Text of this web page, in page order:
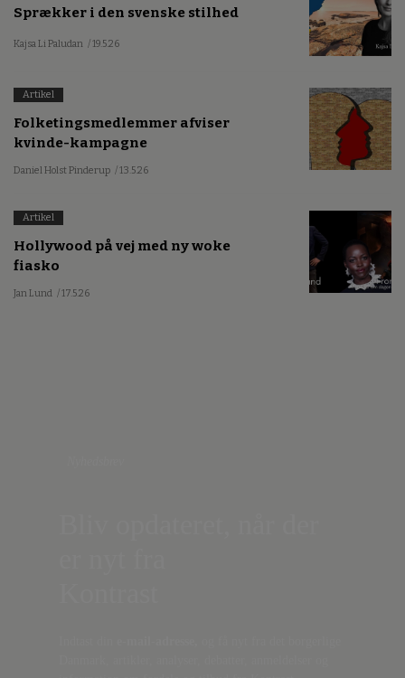
Sprækker i den svenske stilhed
Kajsa Li Paludan / 19.5.26
Artikel
Folketingsmedlemmer afviser
kvinde-kampagne
Daniel Holst Pinderup / 13.5.26
Artikel
Hollywood på vej med ny woke
fiasko
Jan Lund / 17.5.26